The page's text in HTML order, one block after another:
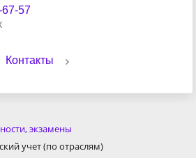
67-57
Контакты
экзамены
учет (по отраслям)